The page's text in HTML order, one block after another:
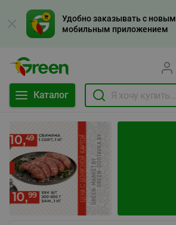
Удобно заказывать с новым
мобильным приложением
Каталог